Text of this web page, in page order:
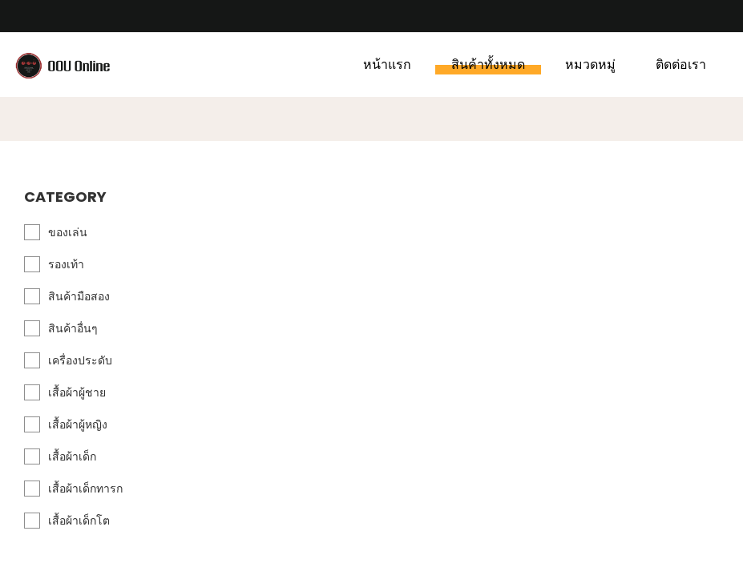
หน้าแรก สินค้าทั้งหมด หมวดหมู่ ติดต่อเรา
CATEGORY
ของเล่น
รองเท้า
สินค้ามือสอง
สินค้าอื่นๆ
เครื่องประดับ
เสื้อผ้าผู้ชาย
เสื้อผ้าผู้หญิง
เสื้อผ้าเด็ก
เสื้อผ้าเด็กทารก
เสื้อผ้าเด็กโต